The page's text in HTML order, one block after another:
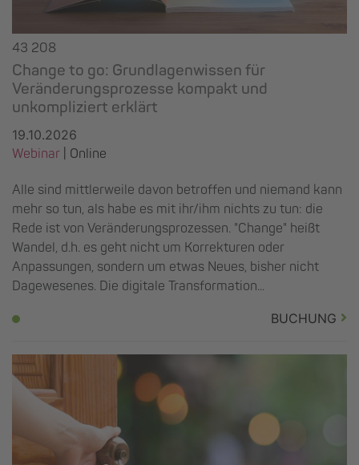
43 208
Change to go: Grundlagenwissen für
Veränderungsprozesse kompakt und
unkompliziert erklärt
19.10.2026
Webinar | Online
Alle sind mittlerweile davon betroffen und niemand kann
mehr so tun, als habe es mit ihr/ihm nichts zu tun: die
Rede ist von Veränderungsprozessen. "Change" heißt
Wandel, d.h. es geht nicht um Korrekturen oder
Anpassungen, sondern um etwas Neues, bisher nicht
Dagewesenes. Die digitale Transformation...
BUCHUNG